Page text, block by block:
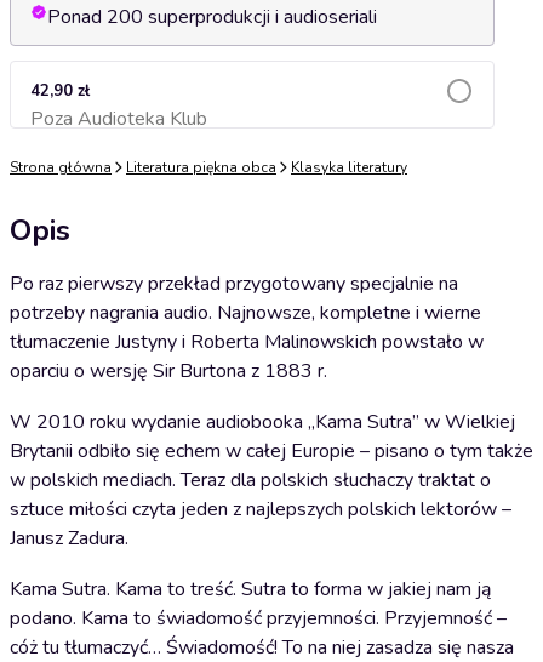
Ponad 200 superprodukcji i audioseriali
42,90 zł
Poza Audioteka KlubDodaj do koszyka
Strona główna Literatura piękna obca Klasyka literatury
Opis
Po raz pierwszy przekład przygotowany specjalnie na
potrzeby nagrania audio. Najnowsze, kompletne i wierne
tłumaczenie Justyny i Roberta Malinowskich powstało w
oparciu o wersję Sir Burtona z 1883 r.
W 2010 roku wydanie audiobooka „Kama Sutra” w Wielkiej
Brytanii odbiło się echem w całej Europie – pisano o tym także
w polskich mediach. Teraz dla polskich słuchaczy traktat o
sztuce miłości czyta jeden z najlepszych polskich lektorów –
Janusz Zadura.
Kama Sutra. Kama to treść. Sutra to forma w jakiej nam ją
podano. Kama to świadomość przyjemności. Przyjemność –
cóż tu tłumaczyć… Świadomość! To na niej zasadza się nasza